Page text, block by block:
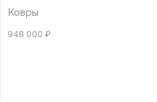
Ковры
948 000 ₽